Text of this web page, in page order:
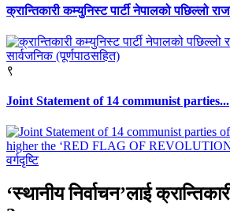
क्रान्तिकारी कम्युनिस्ट पार्टी नेपालको पछिल्लो
९
Joint Statement of 14 communist parties...
वर्गदृष्टि
‘स्थानीय निर्वाचन’लाई